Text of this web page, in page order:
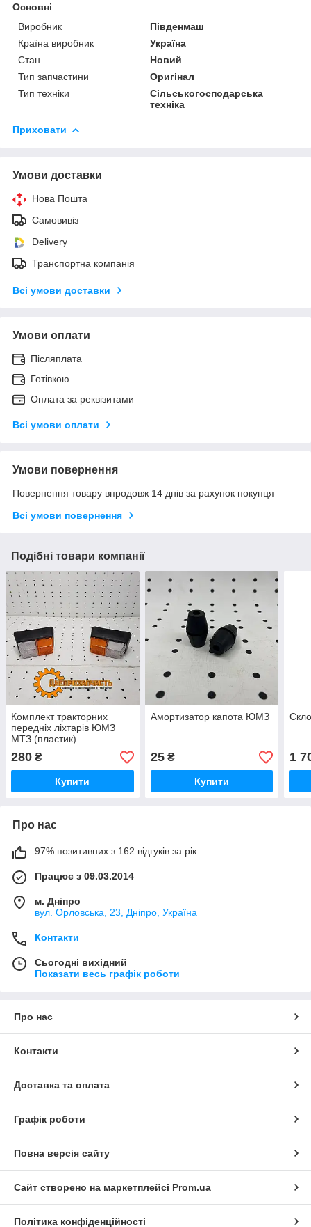
Основні
Виробник
Південмаш
Країна виробник
Україна
Стан
Новий
Тип запчастини
Оригінал
Тип техніки
Сільськогосподарська
техніка
Приховати
Умови доставки
Нова Пошта
Самовивіз
Delivery
Транспортна компанія
Всі умови доставки
Умови оплати
Післяплата
Готівкою
Оплата за реквізитами
Всі умови оплати
Умови повернення
Повернення товару впродовж 14 днів за рахунок покупця
Всі умови повернення
Подібні товари компанії
Комплект тракторних
передніх ліхтарів ЮМЗ
МТЗ (пластик)
280 ₴
Купити
Амортизатор капота ЮМЗ
25₴
Купити
1
Про нас
97% позитивних з 162 відгуків за рік
Працює з 09.03.2014
м. Дніпро
вул. Орловська, 23, Дніпро, Україна
Контакти
Сьогодні вихідний
Показати весь графік роботи
Про нас
Контакти
Доставка та оплата
Графік роботи
Повна версія сайту
Сайт створено на маркетплейсі Prom.ua
Політика конфіденційності